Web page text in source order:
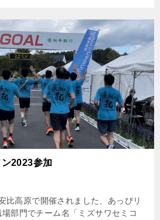
2023参加
比高原で開催されました、あっぴリ
部門でチーム名「ミズサワセミコ